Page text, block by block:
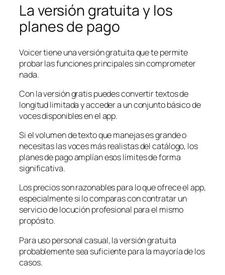
La versión gratuita y los
planes de pago
Voicer tiene una versión gratuita que te permite
probar las funciones principales sin comprometer
nada.
Con la versión gratis puedes convertir textos de
longitud limitada y acceder a un conjunto básico de
voces disponibles en el app.
Si el volumen de texto que manejas es grande o
necesitas las voces más realistas del catálogo, los
planes de pago amplían esos límites de forma
significativa.
Los precios son razonables para lo que ofrece el app,
especialmente si lo comparas con contratar un
servicio de locución profesional para el mismo
propósito.
Para uso personal casual, la versión gratuita
probablemente sea suficiente para la mayoría de los
casos.